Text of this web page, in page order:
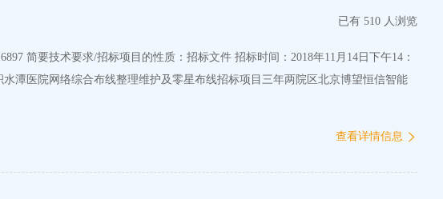
已有 510 人浏览
潭医院网络综合布线整理维护及零星布线招标项目三年两院区北京博望恒信智能
查看详情信息